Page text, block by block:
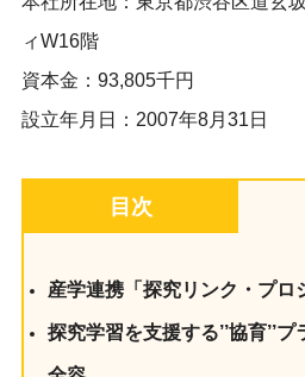
ィW16階
資本金：93,805千円
設立年月日：2007年8月31日
目次
産学連携「探究リンク・プロ
探究学習を支援する’’協育’’